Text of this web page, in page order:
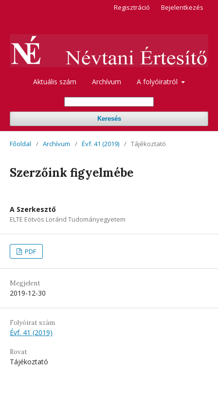
Aktuális szám Archívum A folyóiratról
Keresés
Regisztráció Bejelentkezés
Főoldal / Archívum / Évf. 41 (2019) / Tájékoztató
Szerzőink figyelmébe
A Szerkesztő
ELTE Eötvös Loránd Tudományegyetem
PDF
Megjelent
2019-12-30
Folyóirat szám
Évf. 41 (2019)
Rovat
Tájékoztató